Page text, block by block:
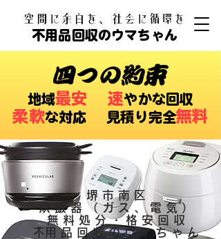
​空間に余白を、社会に循環を
不用品回収のウマちゃん
四つの約束
​地域最安 速やかな回収
柔軟な対応 ​見積り完全無料
堺市南区
炊飯器（ガス、電気）
無料処分・格安回収
​不用品回収のウマちゃん